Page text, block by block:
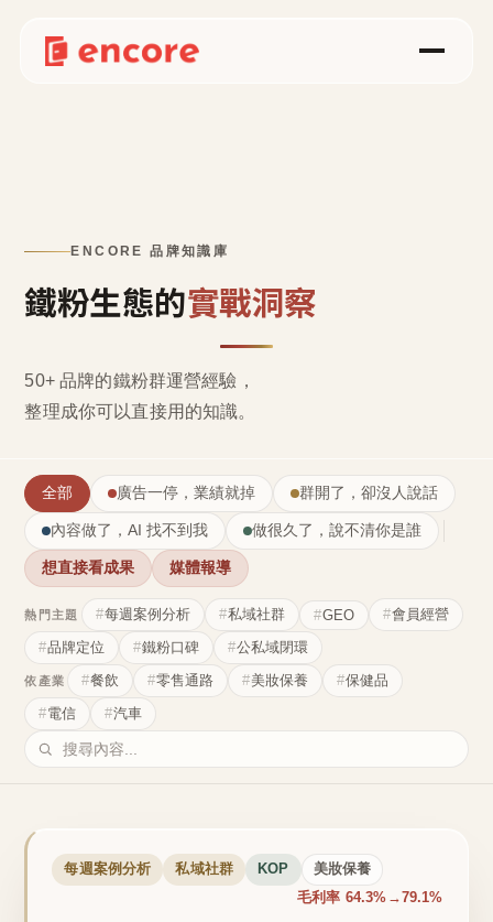
ENCORE 品牌知識庫
鐵粉生態的實戰洞察
50+ 品牌的鐵粉群運營經驗，
整理成你可以直接用的知識。
全部 廣告一停，業績就掉 群開了，卻沒人說話
內容做了，AI 找不到我 做很久了，說不清你是誰
想直接看成果 媒體報導
熱門主題 每週案例分析 私域社群 GEO
會員經營
品牌定位
鐵粉口碑 公私域閉環
依產業 餐飲 零售通路 美妝保養
保健品
電信
汽車
每週案例分析 私域社群 KOP 美妝保養
毛利率 64.3%→79.1%